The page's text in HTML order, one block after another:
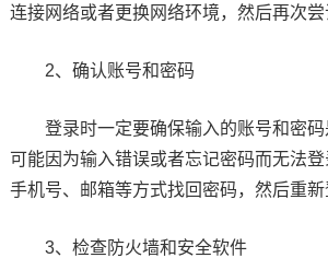
连接网络或者更换网络环境，然后再次尝
2、确认账号和密码
登录时一定要确保输入的账号和密
可能因为输入错误或者忘记密码而无法
手机号、邮箱等方式找回密码，然后重新
3、检查防火墙和安全软件